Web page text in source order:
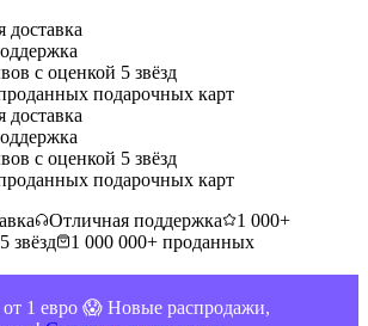
доставка
с оценкой 5 звёзд
подарочных карт
доставка
с оценкой 5 звёзд
подарочных карт
Отличная поддержка
1 000+
звёзд
1 000 000+ проданных
1 евро 😱 Новые распродажи,